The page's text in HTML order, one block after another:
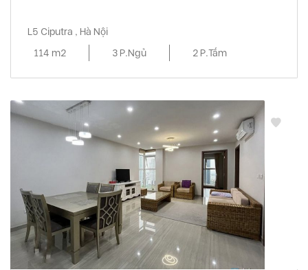
L5 Ciputra , Hà Nội
114 m2
3 P.Ngủ 2 P.Tắm